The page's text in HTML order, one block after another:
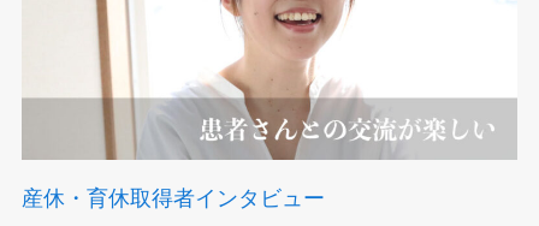
産休・育休取得者インタビュー